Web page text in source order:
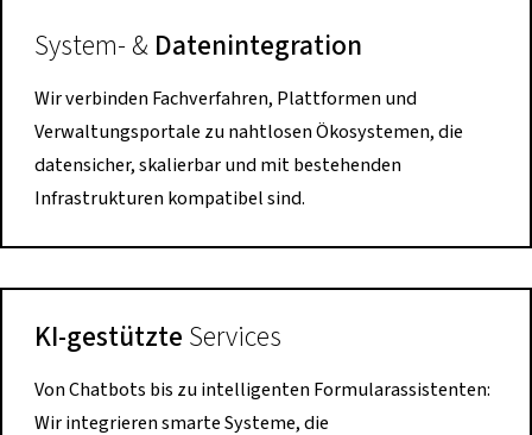
System- & Datenintegration
Wir verbinden Fachverfahren, Plattformen und
Verwaltungsportale zu nahtlosen Ökosystemen, die
datensicher, skalierbar und mit bestehenden
Infrastrukturen kompatibel sind.
KI-gestützte Services
Von Chatbots bis zu intelligenten Formularassistenten:
Wir integrieren smarte Systeme, die